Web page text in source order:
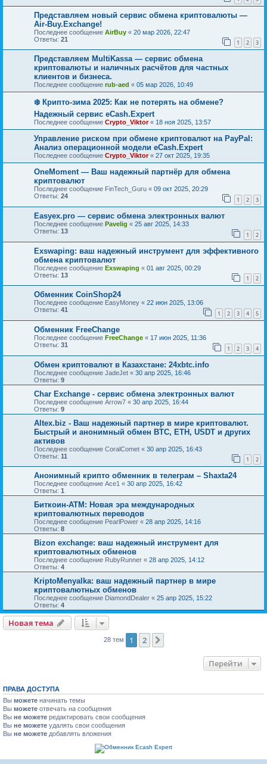
Представляем новый сервис обмена криптовалюты —
Air-Buy.Exchange!
Последнее сообщение AirBuy « 20 мар 2026, 22:47
Ответы: 21 1 2 3
Представляем MultiKassa — сервис обмена
криптовалюты и наличных расчётов для частных
клиентов и бизнеса.
Последнее сообщение rub-aed « 05 мар 2026, 10:49
❄️ Крипто-зима 2025: Как не потерять на обмене?
Надежный сервис eCash.Expert
Последнее сообщение Crypto_Viktor« 18 ноя 2025, 13:57
Управление риском при обмене криптовалют на PayPal:
Анализ операционной модели eCash.Expert
Последнее сообщение Crypto_Viktor« 27 окт 2025, 19:35
OneMoment — Ваш надежный партнёр для обмена
криптовалют
Последнее сообщение FinTech_Guru « 09 окт 2025, 20:29
Ответы: 24 1 2 3
Easyex.pro — сервис обмена электронных валют
Последнее сообщение Pavelig « 25 авг 2025, 14:33
Ответы: 13 1 2
Exswaping: ваш надежный инструмент для эффективного
обмена криптовалют
Последнее сообщение Exswaping « 01 авг 2025, 00:29
Ответы: 13 1 2
Обменник CoinShop24
Последнее сообщение EasyMoney « 22 июн 2025, 13:06
Ответы: 41 1 2 3 4 5
Обменник FreeChange
Последнее сообщение FreeСhange « 17 июн 2025, 11:36
Ответы: 31 1 2 3 4
Обмен криптовалют в Казахстане: 24xbtc.info
Последнее сообщение JadeJet « 30 апр 2025, 16:46
Ответы: 9
Char Exchange - сервис обмена электронных валют
Последнее сообщение Arrow7 « 30 апр 2025, 16:44
Ответы: 9
Altex.biz - Ваш надежный партнер в мире криптовалют.
Быстрый и анонимный обмен BTC, ETH, USDT и других
активов
Последнее сообщение CoralComet « 30 апр 2025, 16:43
Ответы: 11 1 2
Анонимный крипто обменник в телеграм – Shaxta24
Последнее сообщение Ace1 « 30 апр 2025, 16:42
Ответы: 1
Биткоин-АТМ: Новая эра международных
криптовалютных переводов
Последнее сообщение PearlPower « 28 апр 2025, 14:16
Ответы: 8
Bizon exchange: ваш надежный инструмент для
криптовалютных обменов
Последнее сообщение RubyRunner « 28 апр 2025, 14:12
Ответы: 4
KriptoMenyalka: ваш надежный партнер в мире
криптовалютных обменов
Последнее сообщение DiamondDealer « 25 апр 2025, 15:22
Ответы: 4
Новая тема
28 тем 1 2
Перейти
ПРАВА ДОСТУПА
Вы можете начинать темы
Вы можете отвечать на сообщения
Вы не можете редактировать свои сообщения
Вы не можете удалять свои сообщения
Вы не можете добавлять вложения